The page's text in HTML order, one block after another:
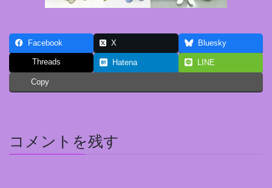
Facebook X Bluesky
Threads Hatena LINE
Copy
コメントを残す